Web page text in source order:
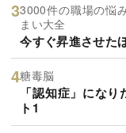
3000件の職場の悩
まい大全
今すぐ昇進させた
糖毒脳
「認知症」にな
ト1